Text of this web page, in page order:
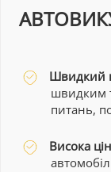
Швидкий
швидким
питань,
Висока